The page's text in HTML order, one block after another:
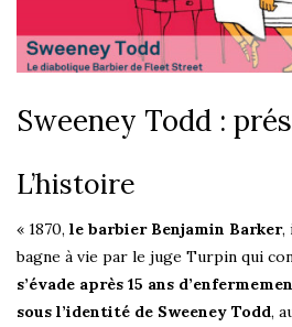
Sweeney Todd :
L’histoire
« 1870, le barbier Benjamin Barker,
bagne à vie par le juge Turpin qui
s’évade après 15 ans
sous l’identité de Sweeney Todd,